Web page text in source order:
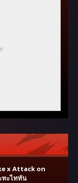
x Attack on
ทะไททัน